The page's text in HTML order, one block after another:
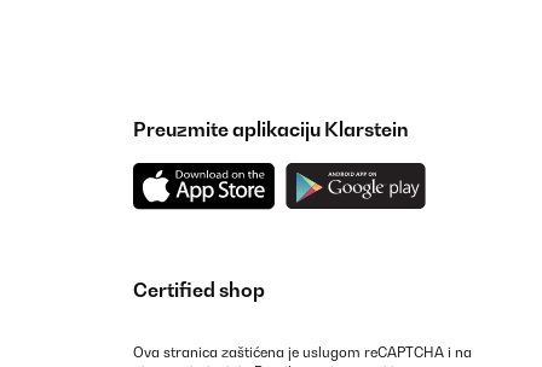
Preuzmite aplikaciju Klarstein
Certified shop
Ova stranica zaštićena je uslugom reCAPTCHA i na